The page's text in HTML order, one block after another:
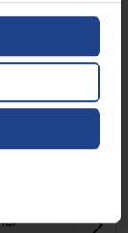
DOLCEVITA